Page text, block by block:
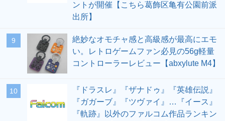
ントが開催【こちら葛飾区亀有公園前派
出所】
9
絶妙なオモチャ感と高級感が最高にエモ
い。レトロゲームファン必見の56g軽量
コントローラーレビュー【abxylute M4】
10
『ドラスレ』『ザナドゥ』『英雄伝説』
『ガガーブ』『ツヴァイ』…『イース』
『軌跡』以外のファルコム作品ランキン